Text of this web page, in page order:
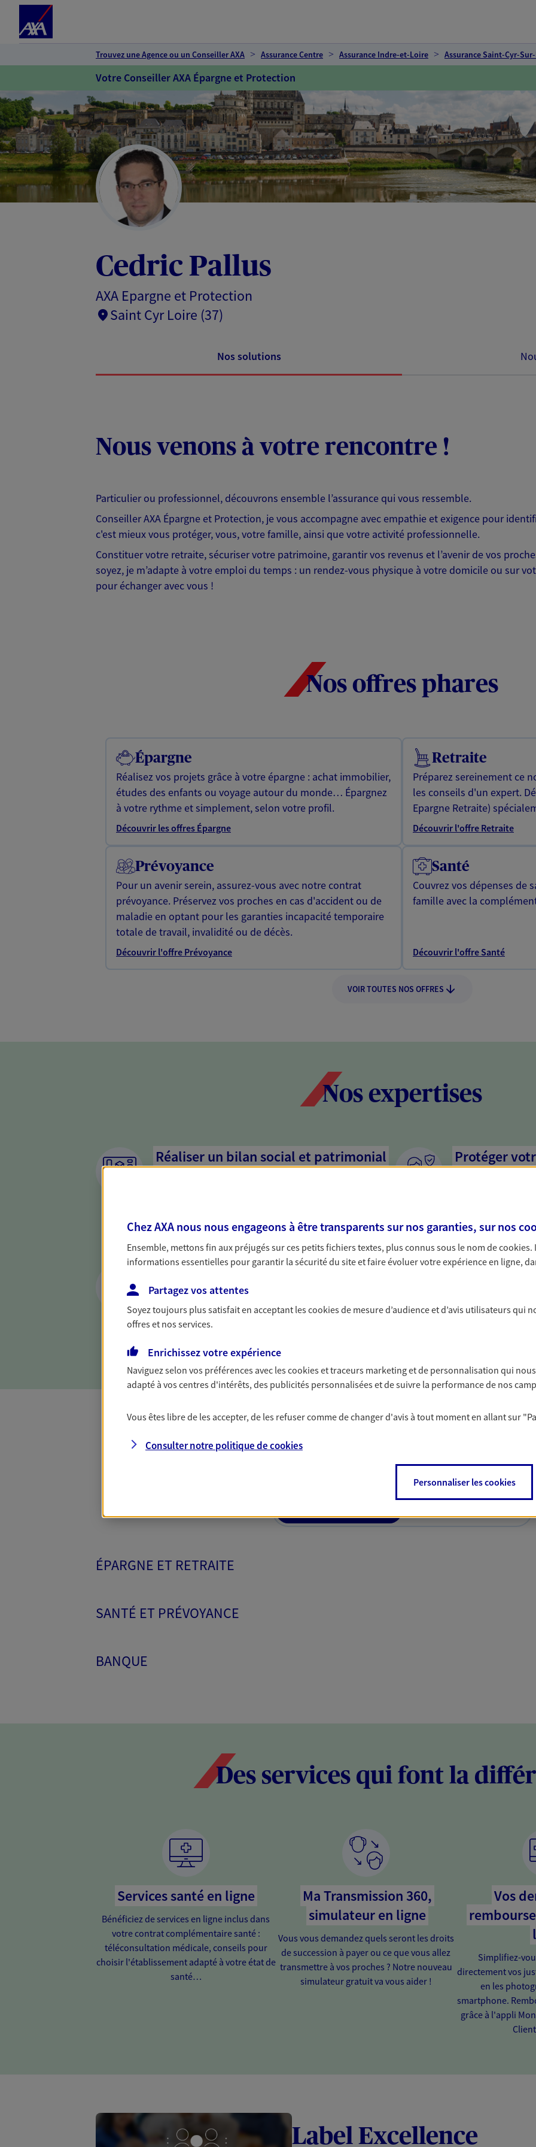
Trouvez une Agence ou un Conseiller AXA Assurance Centre Assurance Indre-et-Loire Assurance Saint-Cyr-
Votre Conseiller AXA Épargne et Protection
Cedric Pallus
AXA Epargne et Protection
Saint Cyr Loire (37)
Nos solutions
Nous venons à votre rencontre !
Particulier ou professionnel, découvrons ensemble l’assurance qui vous ressemble.
Conseiller AXA Épargne et Protection, je vous accompagne avec empathie et exigence pour
c'est mieux vous protéger, vous, votre famille, ainsi que votre activité professionnelle.
Constituer votre retraite, sécuriser votre patrimoine, garantir vos revenus et l’avenir de vos
soyez, je m’adapte à votre emploi du temps : un rendez-vous physique à votre domicile ou sur
pour échanger avec vous !
Nos offres phares
Épargne
Réalisez vos projets grâce à votre épargne : achat immobilier,
études des enfants ou voyage autour du monde… Épargnez
à votre rythme et simplement, selon votre profil.
Découvrir les offres Épargne
Retraite
Préparez sereinement ce
les conseils d'un expert.
Epargne Retraite)
Découvrir l'offre Retraite
Prévoyance
Pour un avenir serein, assurez-vous avec notre contrat
prévoyance. Préservez vos proches en cas d'accident ou de
maladie en optant pour les garanties incapacité temporaire
totale de travail, invalidité ou de décès.
Découvrir l'offre Prévoyance
Santé
Couvrez vos dépenses de
famille avec la
Découvrir l'offre Santé
VOIR TOUTES NOS OFFRES
Nos expertises
Réaliser un bilan social et patrimonial
dresser un bilan complet de votre situation. Une analyse
solide pour vous formuler des conseils cohérents avec vos
besoins.
Protéger
Nous sommes à
activité, mais aussi
interlocuteur pour
Préparer et transmettre votre
succession
Préparer au mieux la transmission de votre patrimoine à
votre conjoint, vos enfants et vos proches en respectant vos
Vous aider
fructifier votre
Toutes nos solutions AXA Épargne
ÉPARGNE ET RETRAITE
SANTÉ ET PRÉVOYANCE
BANQUE
Des services qui font la
Services santé en ligne
Bénéficiez de services en ligne inclus dans
votre contrat complémentaire santé :
téléconsultation médicale, conseils pour
choisir l'établissement adapté à votre état de
santé…
Ma Transmission 360,
simulateur en ligne
Vous vous demandez quels seront les droits
de succession à payer ou ce que vous allez
transmettre à vos proches ? Notre nouveau
simulateur gratuit va vous aider !
Vos
Simplifiez-
directement vos
en les
smartphone.
grâce à l'appli
Label Excellence
Chez AXA nous nous engageons à être transparents sur nos garanties, sur nos
Ensemble, mettons fin aux préjugés sur ces petits fichiers textes, plus connus sous le nom decookies.
informations essentielles pour garantir la sécurité du site et faire évoluer votre expérience en ligne,
Partagez vos attentes
Soyez toujours plus satisfait en acceptant lescookiesde mesure d’audience et d’avis utilisateurs qui
offres et nos services.
Enrichissez votre expérience
Naviguez selon vos préférences avec lescookies et traceurs marketing et de personnalisation qui
adapté à vos centres d'intérêts, des publicités personnalisées et de suivre la performance de nos
Vous êtes libre de les accepter, de les refuser comme de changer d'avis à tout moment en allant sur
Consulter notre politique decookies
Personnaliser les cookies